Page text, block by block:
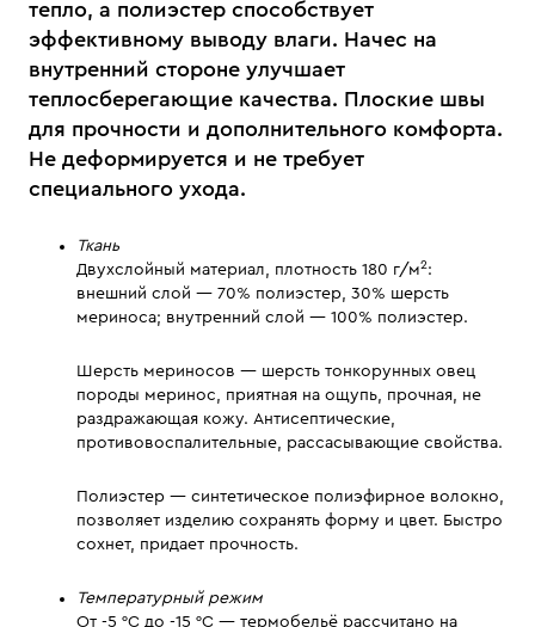
тепло, а полиэстер способствует
эффективному выводу влаги. Начес на
внутренний стороне улучшает
теплосберегающие качества. Плоские швы
для прочности и дополнительного комфорта.
Не деформируется и не требует
специального ухода.
Ткань
Двухслойный материал, плотность 180 г/м2 :
внешний слой — 70% полиэстер, 30% шерсть
мериноса; внутренний слой — 100% полиэстер.
Шерсть мериносов — шерсть тонкорунных овец
породы меринос, приятная на ощупь, прочная, не
раздражающая кожу. Антисептические,
противовоспалительные, рассасывающие свойства.
Полиэстер — синтетическое полиэфирное волокно,
позволяет изделию сохранять форму и цвет. Быстро
сохнет, придает прочность.
Температурный режим
От -5 °C до -15 °C — термобельё рассчитано на